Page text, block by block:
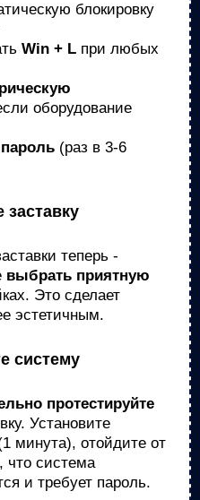
блокировку
Win + L при любых
оборудование
(раз в 3-6
заставку
теперь -
выбрать приятную
Это сделает
эстетичным.
систему
протестируйте
Установите
минута), отойдите от
что система
и требует пароль.